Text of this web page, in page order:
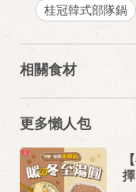
桂冠韓式部隊鍋
相關食材
更多懶人包
擇